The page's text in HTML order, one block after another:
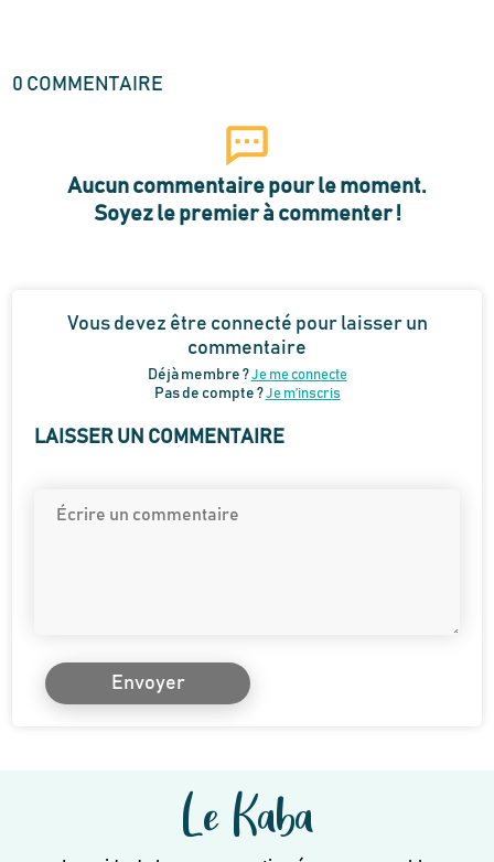
0 COMMENTAIRE
Aucun commentaire pour le moment.
Soyez le premier à commenter !
Vous devez être connecté pour laisser un
commentaire
Déjà membre ?Je me connecte
Pas de compte ?Je m’inscris
LAISSER UN COMMENTAIRE
Envoyer
Le Kaba